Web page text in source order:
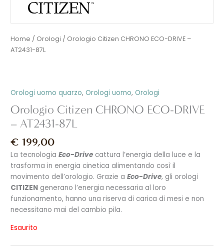
Home / Orologi / Orologio Citizen CHRONO ECO-DRIVE –
AT2431-87L
Orologi uomo quarzo,Orologi uomo,Orologi
Orologio Citizen CHRONO ECO-DRIVE
– AT2431-87L
€ 199,00
La tecnologiaEco-Drive cattura l’energia della luce e la
trasforma in energia cinetica alimentando così il
movimento dell’orologio. Grazie aEco-Drive, gli orologi
CITIZEN generano l’energia necessaria al loro
funzionamento, hanno una riserva di carica di mesi e non
necessitano mai del cambio pila.
Esaurito